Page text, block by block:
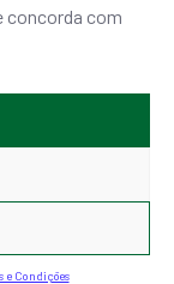
concorda com
e Condições